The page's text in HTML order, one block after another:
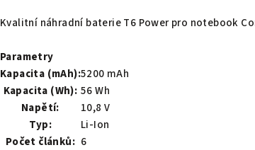
Kvalitní náhradní baterie T6 Power pro notebook
Parametry
Kapacita (mAh):5200 mAh
Kapacita (Wh): 56 Wh
Napětí:
10,8 V
Typ:
Li-Ion
Počet článků: 6